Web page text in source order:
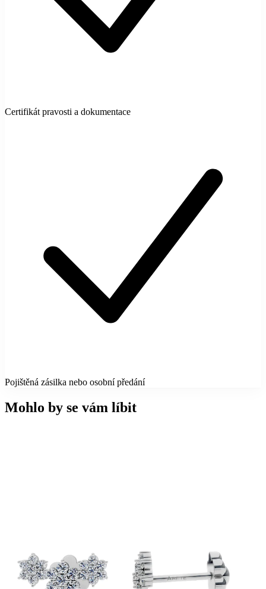
Certifikát pravosti a dokumentace
Pojištěná zásilka nebo osobní předání
Mohlo by se vám líbit